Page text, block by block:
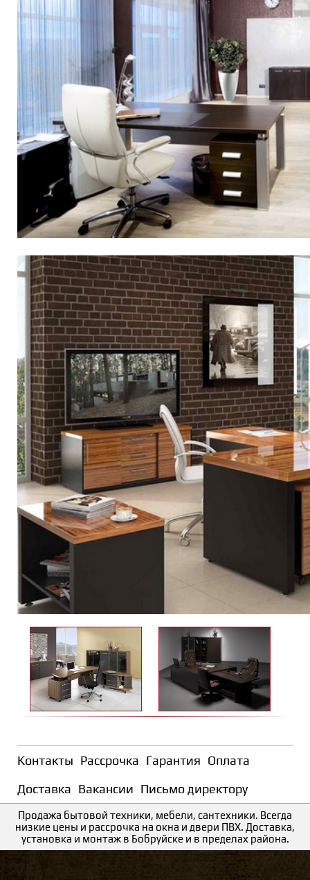
Контакты Рассрочка Гарантия Оплата
Доставка Вакансии Письмо директору
Продажа бытовой техники, мебели, сантехники. Всегда
низкие цены и рассрочка на окна и двери ПВХ. Доставка,
установка и монтаж в Бобруйске и в пределах района.